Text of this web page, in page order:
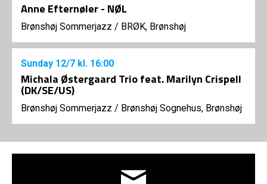
Anne Efternøler - NØL
Brønshøj Sommerjazz / BRØK, Brønshøj
Sunday 12/7 kl. 16:00
Michala Østergaard Trio feat. Marilyn Crispell
(DK/SE/US)
Brønshøj Sommerjazz / Brønshøj Sognehus, Brønshøj